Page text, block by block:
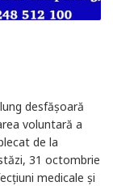
desfășoară
voluntară a
de la
31 octombrie
medicale și